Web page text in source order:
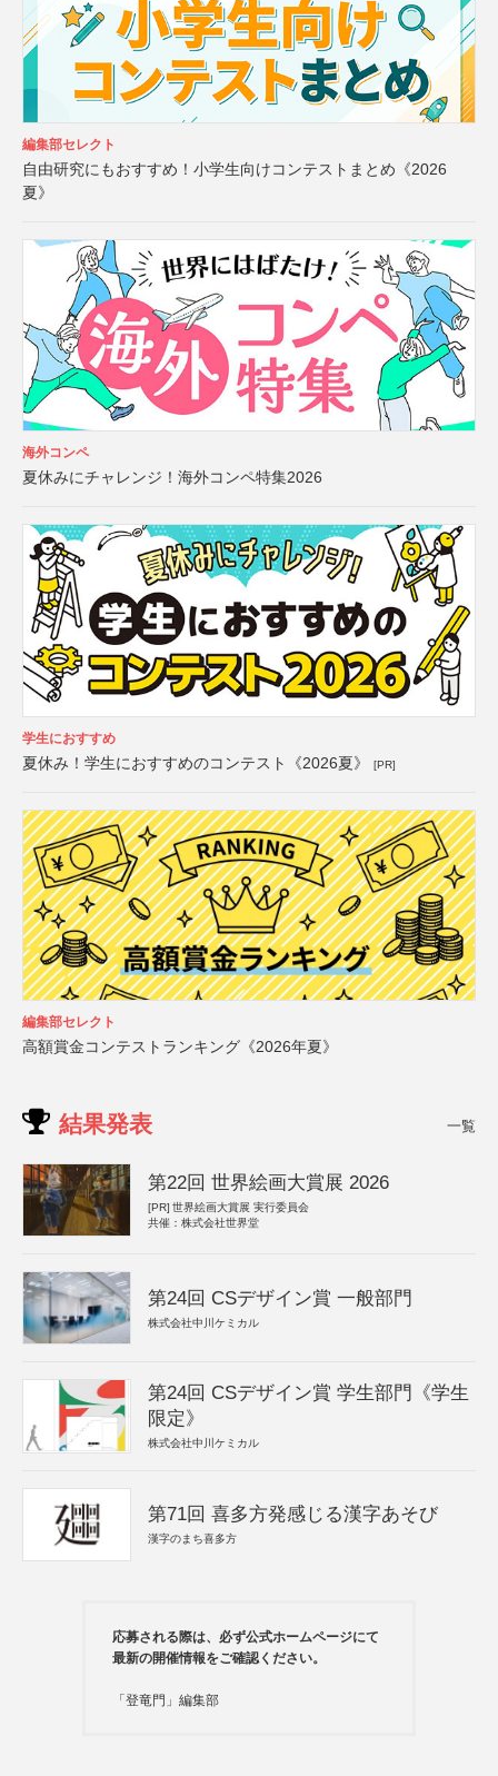
編集部セレクト
自由研究にもおすすめ！小学生向けコンテストまとめ《2026
夏》
海外コンペ
夏休みにチャレンジ！海外コンペ特集2026
学生におすすめ
夏休み！学生におすすめのコンテスト《2026夏》 [PR]
編集部セレクト
高額賞金コンテストランキング《2026年夏》
結果発表 一覧
第22回 世界絵画大賞展 2026
[PR] 世界絵画大賞展 実行委員会
共催：株式会社世界堂
第24回 CSデザイン賞 一般部門
株式会社中川ケミカル
第24回 CSデザイン賞 学生部門《学生
限定》
株式会社中川ケミカル
第71回 喜多方発感じる漢字あそび
漢字のまち喜多方
応募される際は、必ず公式ホームページにて
最新の開催情報をご確認ください。
「登竜門」編集部